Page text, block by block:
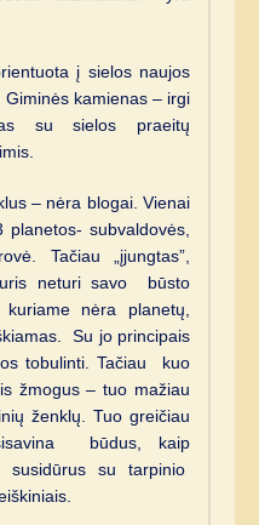
į sielos naujos
kamienas – irgi
su sielos praeitų
– nėra blogai. Vienai
subvaldovės,
Tačiau „įjungtas”,
neturi savo būsto
nėra planetų,
Su jo principais
tobulinti. Tačiau kuo
žmogus – tuo mažiau
ženklų. Tuo greičiau
būdus, kaip
susidūrus su tarpinio